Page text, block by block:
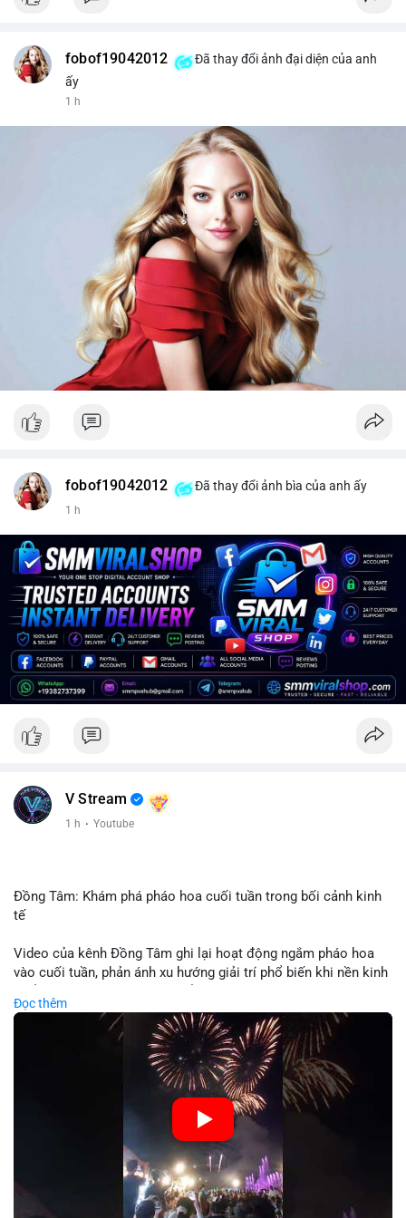
fobof19042012
Đã thay đổi ảnh đại diện của anh
ấy
1 h
fobof19042012 Đã thay đổi ảnh bìa của anh ấy
1 h
V Stream
1 h · Youtube
Đồng Tâm: Khám phá pháo hoa cuối tuần trong bối cảnh kinh
tế
Video của kênh Đồng Tâm ghi lại hoạt động ngắm pháo hoa
vào cuối tuần, phản ánh xu hướng giải trí phổ biến khi nền kinh
trải nghiệm hơn là đầu tư vào tài sản vật chất. Trong bối cảnh
lãi suất ổn định và thị trường crypto ổn định, hoạt động giải trí
như vậy thường tăng trưởng khi người dân có khả năng chi
tiêu. Tuy nhiên, sự ưu tiên giải trí có thể ảnh hưởng đến tỷ lệ
tiết kiệm hoặc đầu tư vào crypto nếu người tiêu dùng chuyển
🎥 Xem video trực tiếp tại:
Nguồn: Đồng Tâm
Đọc thêm